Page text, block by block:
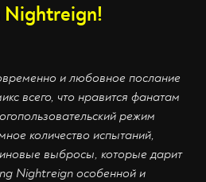
Nightreign!
и любовное послание
всего, что нравится фанатам
режим
количество испытаний,
выбросы, которые дарит
Nightreign особенной и